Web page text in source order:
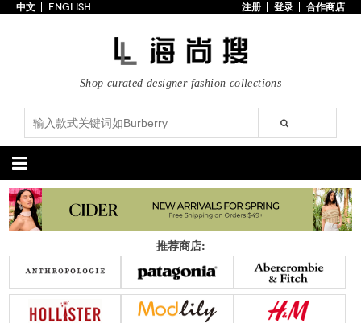
专辑
博客
上线新款
100美元以下
分类精选
包袋
手提包
手拿包
购物包
肩挎包
斜挎包
背包
上架新款
$100以下
$200以下
折扣
鞋履
高跟鞋
凉鞋
靴子
楔形鞋
平底鞋
休闲鞋
上架新款
$100以下
$200以下
折扣
中文 ENGLISH 注册 登录 合作商店
Shop curated designer fashion collections
推荐商店: